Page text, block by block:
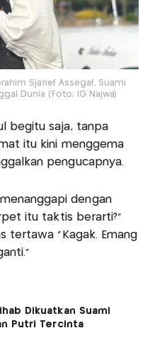
Sjarief Assegaf, Suami
Dunia (Foto; IG Najwa)
begitu saja, tanpa
itu kini menggema
pengucapnya.
dengan
itu taktis berarti?"
tertawa "Kagak. Emang
Dikuatkan Suami
Putri Tercinta